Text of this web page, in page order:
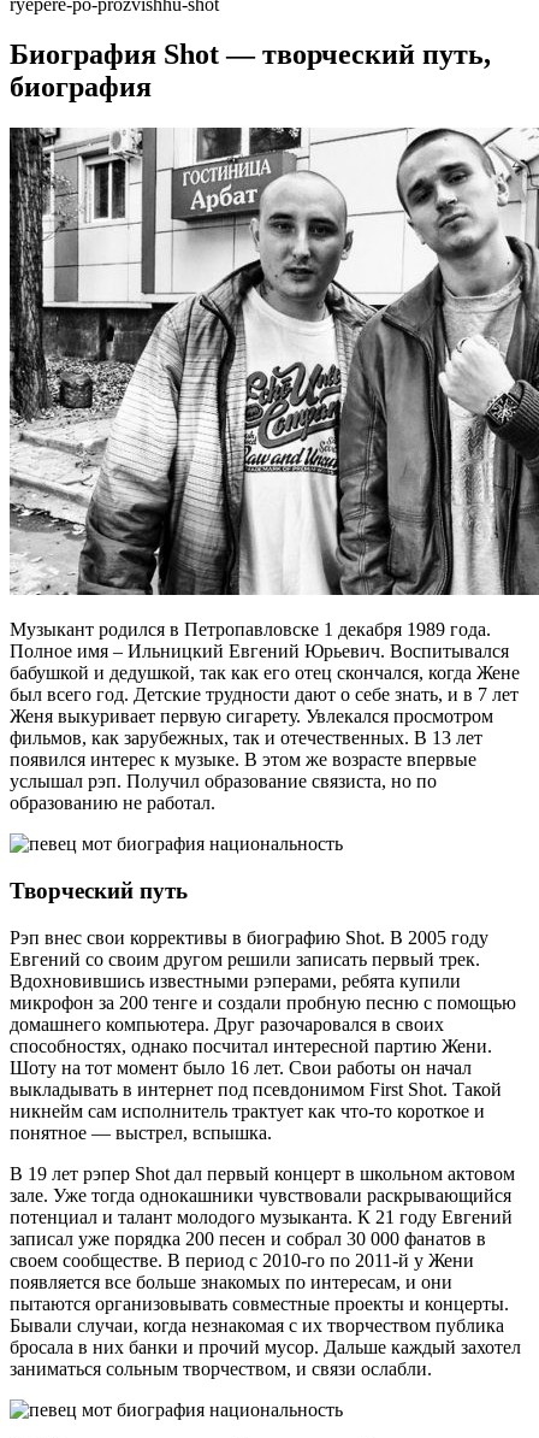
Биография Shot — творческий путь,
биография
Музыкант родился в Петропавловске 1 декабря 1989 года.
Полное имя – Ильницкий Евгений Юрьевич. Воспитывался
бабушкой и дедушкой, так как его отец скончался, когда Жене
был всего год. Детские трудности дают о себе знать, и в 7 лет
Женя выкуривает первую сигарету. Увлекался просмотром
фильмов, как зарубежных, так и отечественных. В 13 лет
появился интерес к музыке. В этом же возрасте впервые
услышал рэп. Получил образование связиста, но по
образованию не работал.
Творческий путь
Рэп внес свои коррективы в биографию Shot. В 2005 году
Евгений со своим другом решили записать первый трек.
Вдохновившись известными рэперами, ребята купили
микрофон за 200 тенге и создали пробную песню с помощью
домашнего компьютера. Друг разочаровался в своих
способностях, однако посчитал интересной партию Жени.
Шоту на тот момент было 16 лет. Свои работы он начал
выкладывать в интернет под псевдонимом First Shot. Такой
никнейм сам исполнитель трактует как что-то короткое и
понятное — выстрел, вспышка.
В 19 лет рэпер Shot дал первый концерт в школьном актовом
зале. Уже тогда однокашники чувствовали раскрывающийся
потенциал и талант молодого музыканта. К 21 году Евгений
записал уже порядка 200 песен и собрал 30 000 фанатов в
своем сообществе. В период с 2010-го по 2011-й у Жени
появляется все больше знакомых по интересам, и они
пытаются организовывать совместные проекты и концерты.
Бывали случаи, когда незнакомая с их творчеством публика
бросала в них банки и прочий мусор. Дальше каждый захотел
заниматься сольным творчеством, и связи ослабли.